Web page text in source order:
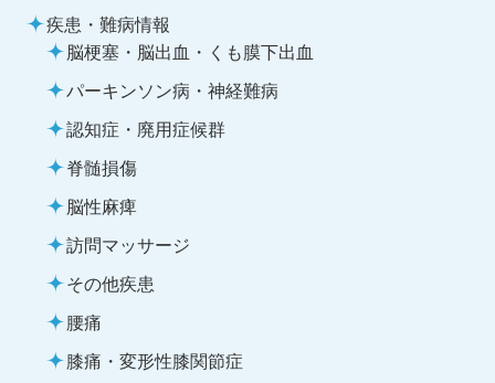
疾患・難病情報
脳梗塞・脳出血・くも膜下出血
パーキンソン病・神経難病
認知症・廃用症候群
脊髄損傷
脳性麻痺
訪問マッサージ
その他疾患
腰痛
膝痛・変形性膝関節症